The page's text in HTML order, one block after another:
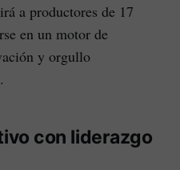
a productores de 17
en un motor de
y orgullo
con liderazgo